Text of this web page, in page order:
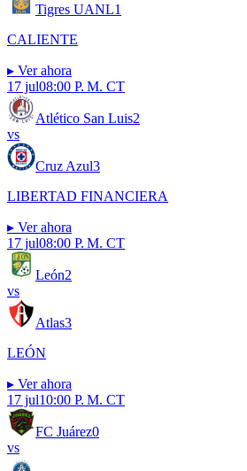
Tigres UANL1
CALIENTE
▸ Ver ahora
17 jul08:00 P. M. CT
Atlético San Luis2
vs
Cruz Azul3
LIBERTAD FINANCIERA
▸ Ver ahora
17 jul08:00 P. M. CT
León2
vs
Atlas3
LEÓN
▸ Ver ahora
17 jul10:00 P. M. CT
FC Juárez0
vs